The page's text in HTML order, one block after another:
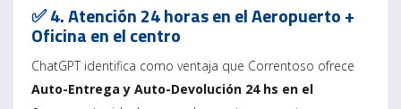
✅ 4. Atención 24 horas en el Aeropuerto +
Oficina en el centro
ChatGPT identifica como ventaja que Correntoso ofrece
Auto-Entrega y Auto-Devolución 24 hs en el